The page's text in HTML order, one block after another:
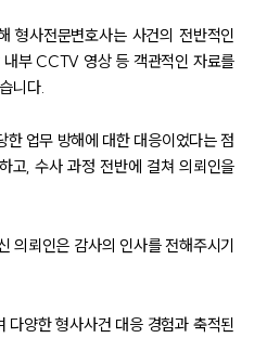
형사전문변호사는 사건의 전반적인
부 CCTV 영상 등 객관적인 자료를
니다.
한 업무 방해에 대한 대응이었다는 점
고, 수사 과정 전반에 걸쳐 의뢰인을
의뢰인은 감사의 인사를 전해주시기
다양한 형사사건 대응 경험과 축적된